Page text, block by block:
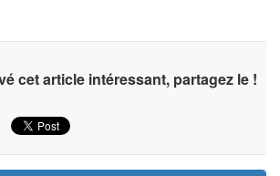
cet article intéressant, partagez le !